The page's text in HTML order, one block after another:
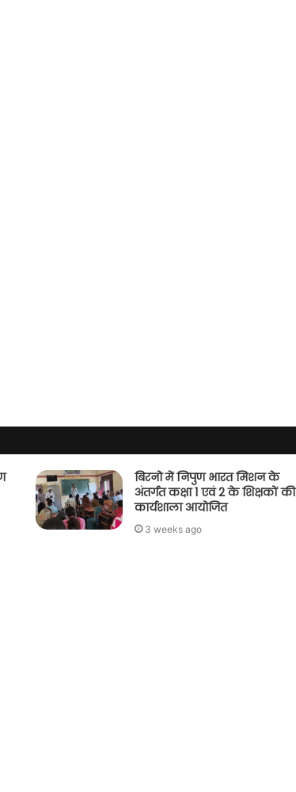
बिरनो में निपुण भारत मिशन के
अंतर्गत कक्षा 1 एवं 2 के शिक्षकों की
कार्यशाला आयोजित
3 weeks ago